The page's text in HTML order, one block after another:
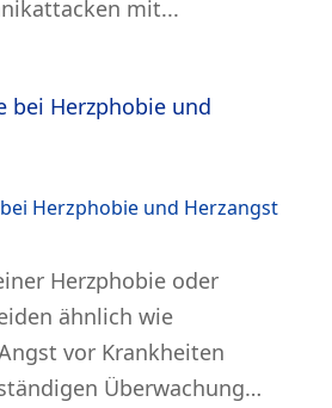
mit...
Herzphobie und Herzangst
Herzphobie oder
ähnlich wie
vor Krankheiten
Überwachung…